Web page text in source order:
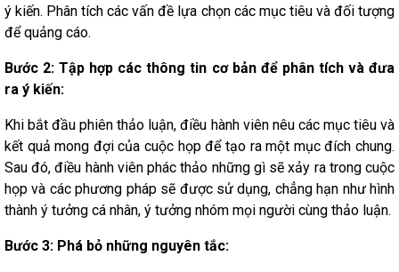
ý kiến. Phân tích các vấn đề lựa chọn các mục tiêu và đối tượng
để quảng cáo.
Bước 2: Tập hợp các thông tin cơ bản để phân tích và đưa
ra ý kiến:
Khi bắt đầu phiên thảo luận, điều hành viên nêu các mục tiêu và
kết quả mong đợi của cuộc họp để tạo ra một mục đích chung.
Sau đó, điều hành viên phác thảo những gì sẽ xảy ra trong cuộc
họp và các phương pháp sẽ được sử dụng, chẳng hạn như hình
thành ý tưởng cá nhân, ý tưởng nhóm mọi người cùng thảo luận.
Bước 3: Phá bỏ những nguyên tắc: